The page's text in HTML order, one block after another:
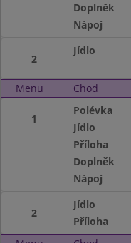
Doplněk
Nápoj
2
Jídlo
Menu Chod
1
Polévka
Jídlo
Příloha
Doplněk
Nápoj
2
Jídlo
Příloha